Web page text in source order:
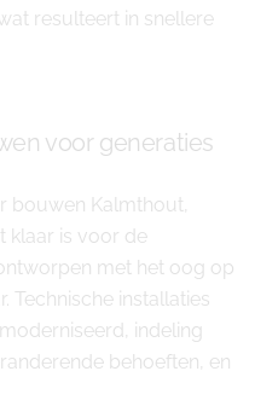
resulteert in snellere
voor generaties
bouwen Kalmthout,
klaar is voor de
met het oog op
Technische installaties
indeling
behoeften, en